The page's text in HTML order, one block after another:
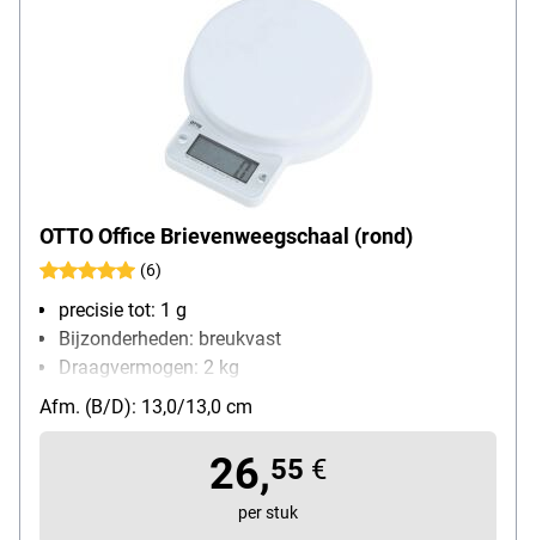
OTTO Office Brievenweegschaal (rond)
(6)
precisie tot: 1 g
Bijzonderheden: breukvast
Draagvermogen: 2 kg
Functies: tarra-functie
soort batterij: 3V-Lithium-Batterij
Afm. (B/D): 13,0/13,0 cm
26,55 €
per stuk